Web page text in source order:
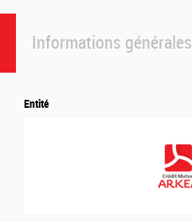
Informations générales
Entité